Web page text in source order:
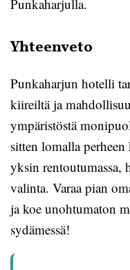
Punkaharjulla.
Yhteenveto
Punkaharjun hotelli
kiireiltä ja
ympäristöstä
sitten lomalla
yksin rentoutumassa,
valinta. Varaa pian
ja koe unohtumaton
sydämessä!